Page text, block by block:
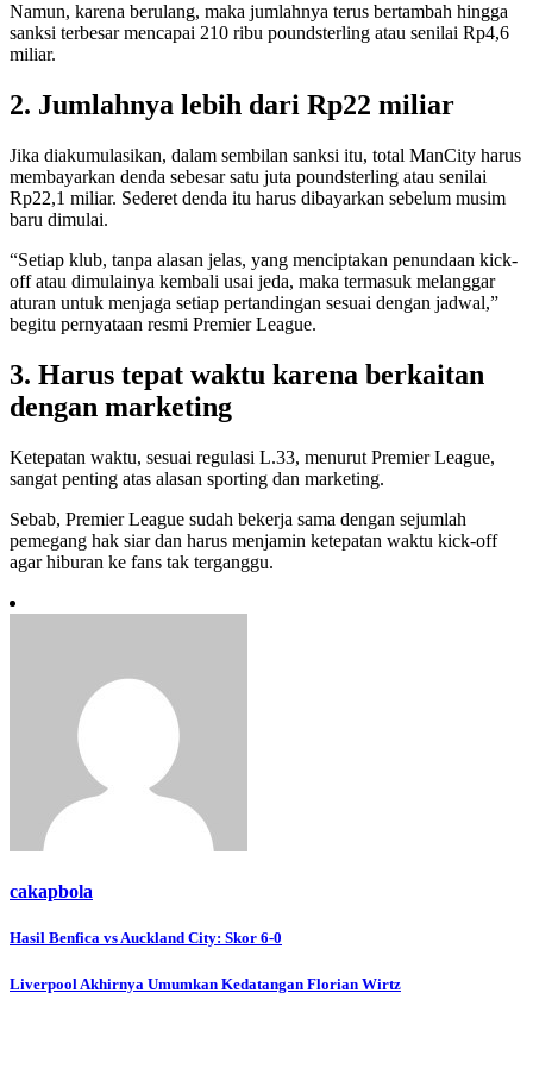
Namun, karena berulang, maka jumlahnya terus bertambah hingga
sanksi terbesar mencapai 210 ribu poundsterling atau senilai Rp4,6
miliar.
2. Jumlahnya lebih dari Rp22 miliar
Jika diakumulasikan, dalam sembilan sanksi itu, total ManCity harus
membayarkan denda sebesar satu juta poundsterling atau senilai
Rp22,1 miliar. Sederet denda itu harus dibayarkan sebelum musim
baru dimulai.
“Setiap klub, tanpa alasan jelas, yang menciptakan penundaan kick-
off atau dimulainya kembali usai jeda, maka termasuk melanggar
aturan untuk menjaga setiap pertandingan sesuai dengan jadwal,”
begitu pernyataan resmi Premier League.
3. Harus tepat waktu karena berkaitan
dengan marketing
Ketepatan waktu, sesuai regulasi L.33, menurut Premier League,
sangat penting atas alasan sporting dan marketing.
Sebab, Premier League sudah bekerja sama dengan sejumlah
pemegang hak siar dan harus menjamin ketepatan waktu kick-off
agar hiburan ke fans tak terganggu.
cakapbola
Navigasi
pos
Hasil Benfica vs Auckland City: Skor 6-0
Liverpool Akhirnya Umumkan Kedatangan Florian Wirtz